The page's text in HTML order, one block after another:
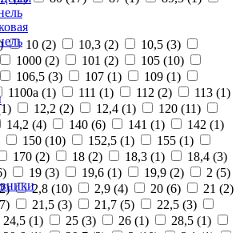
) 10 (2) 10,3 (2) 10,5 (3)
1000 (2) 101 (2) 105 (10)
106,5 (3) 107 (1) 109 (1)
1100а (1) 111 (1) 112 (2) 113 (1)
1) 12,2 (2) 12,4 (1) 120 (11)
14,2 (4) 140 (6) 141 (1) 142 (1)
150 (10) 152,5 (1) 155 (1)
170 (2) 18 (2) 18,3 (1) 18,4 (3)
) 19 (3) 19,6 (1) 19,9 (2) 2 (5)
2) 2,8 (10) 2,9 (4) 20 (6) 21 (2)
7) 21,5 (3) 21,7 (5) 22,5 (3)
24,5 (1) 25 (3) 26 (1) 28,5 (1)